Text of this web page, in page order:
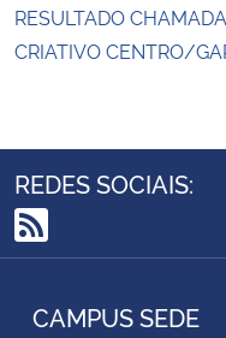
RESULTADO
CRIATIVO CENTRO/
REDES SOCIAIS:
RSS
CAMPUS SEDE